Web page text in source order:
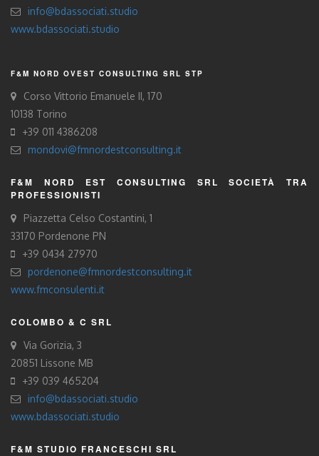
info@bdassociati.studio
www.bdassociati.studio
F&M NORD OVEST CONSULTING SRL STP
Corso Vittorio Emanuele II, 170
10138 Torino
+39 011 4386208
mondovi@fmnordestconsulting.it
F&M NORD EST CONSULTING SRL SOCIETÀ TRA
PROFESSIONISTI
Piazzetta Celso Costantini, 1
33170 Pordenone PN
+39 0434 27970
pordenone@fmnordestconsulting.it
www.fmconsulenti.it
COLOMBO & C SRL
Via Gorizia, 3
20851 Lissone MB
+39 039 465204
info@bdassociati.studio
www.bdassociati.studio
F&M STUDIO FRANCESCHI SRL